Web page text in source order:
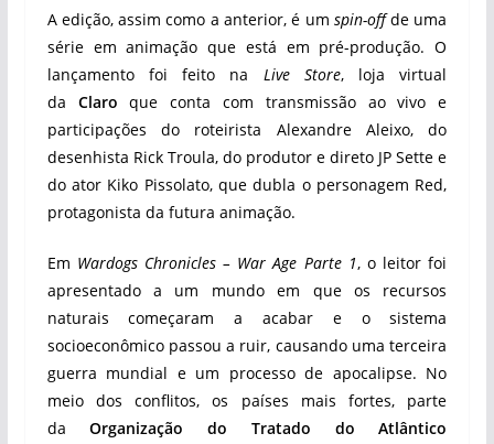
A edição, assim como a anterior, é um spin-offde uma
série em animação que está em pré-produção. O
lançamento foi feito na Live Store, loja virtual
da Claro que conta com transmissão ao vivo e
participações do roteirista Alexandre Aleixo, do
desenhista Rick Troula, do produtor e direto JP Sette e
do ator Kiko Pissolato, que dubla o personagem Red,
protagonista da futura animação.
Em Wardogs Chronicles – War Age Parte 1, o leitor foi
apresentado a um mundo em que os recursos
naturais começaram a acabar e o sistema
socioeconômico passou a ruir, causando uma terceira
guerra mundial e um processo de apocalipse. No
meio dos conflitos, os países mais fortes, parte
daOrganização do Tratado do Atlântico